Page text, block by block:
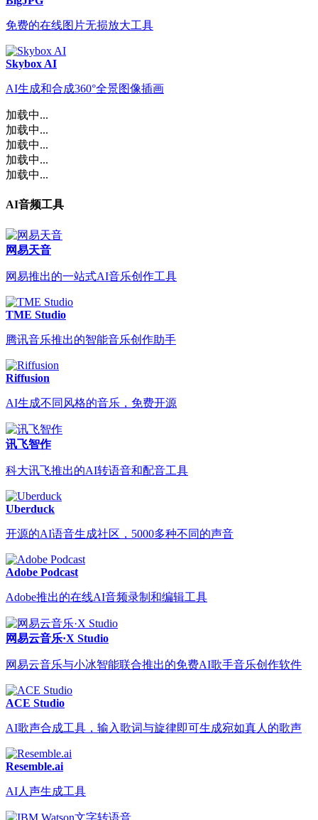
免费的在线图片无损放大工具
Skybox AI
AI生成和合成360°全景图像插画
加载中...
加载中...
加载中...
加载中...
加载中...
AI音频工具
网易天音
网易推出的一站式AI音乐创作工具
TME Studio
腾讯音乐推出的智能音乐创作助手
Riffusion
AI生成不同风格的音乐，免费开源
讯飞智作
科大讯飞推出的AI转语音和配音工具
Uberduck
开源的AI语音生成社区，5000多种不同的声音
Adobe Podcast
Adobe推出的在线AI音频录制和编辑工具
网易云音乐·X Studio
网易云音乐与小冰智能联合推出的免费AI歌手音乐创作软件
ACE Studio
AI歌声合成工具，输入歌词与旋律即可生成宛如真人的歌声
Resemble.ai
AI人声生成工具